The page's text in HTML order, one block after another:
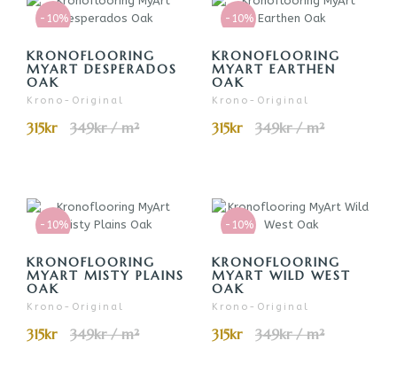
-10%
KRONOFLOORING
MYART DESPERADOS
OAK
Krono-Original
315kr 349kr / m²
-10%
KRONOFLOORING
MYART EARTHEN
OAK
Krono-Original
315kr 349kr / m²
-10%
KRONOFLOORING
MYART MISTY PLAINS
OAK
Krono-Original
315kr 349kr / m²
-10%
KRONOFLOORING
MYART WILD WEST
OAK
Krono-Original
315kr 349kr / m²